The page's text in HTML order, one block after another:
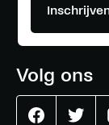
Volg ons